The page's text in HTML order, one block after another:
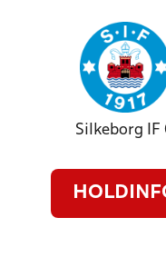
Silkeborg IF